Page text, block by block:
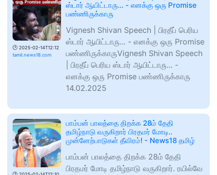
🕑 2025-02-14T12:12
tamil.news18.com
ஸ்டார் ஆயிட்டாரு... - எனக்கு ஒரு Promise
பண்ணிருக்காரு
Vignesh Shivan Speech | பிரதீப் பெரிய
ஸ்டார் ஆயிட்டாரு... - எனக்கு ஒரு Promise
பண்ணிருக்காருVignesh Shivan Speech
| பிரதீப் பெரிய ஸ்டார் ஆயிட்டாரு... -
எனக்கு ஒரு Promise பண்ணிருக்காரு
14.02.2025
பாம்பன் பாலத்தை திறக்க 28ம் தேதி
தமிழ்நாடு வருகிறார் பிரதமர் மோடி..
முன்னேற்பாடுகள் தீவிரம்! - News18 தமிழ்
பாம்பன் பாலத்தை திறக்க 28ம் தேதி
பிரதமர் மோடி தமிழ்நாடு வருகிறார். ரயில்வே